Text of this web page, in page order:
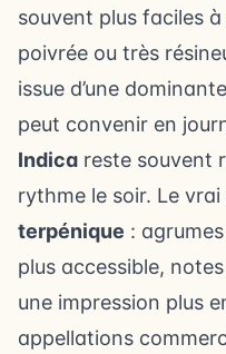
souvent plus faciles
poivrée ou très
issue d’une dominante
peut convenir en
Indica reste souvent
rythme le soir. Le vrai
terpénique :
plus accessible,
une impression plus
appellations